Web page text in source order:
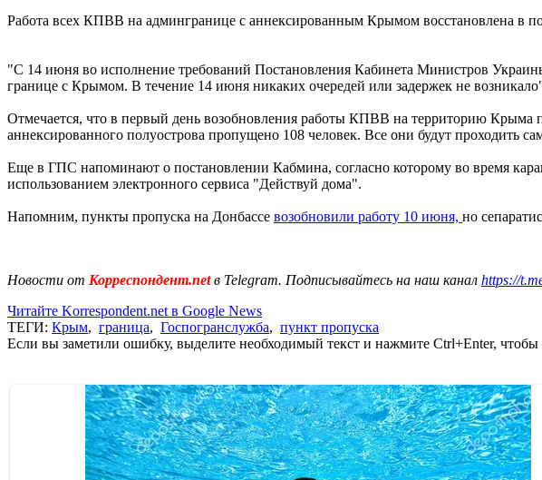
Работа всех КПВВ на админгранице с аннексированным Крымом восстановлена в
"С 14 июня во исполнение требований Постановления Кабинета Министров
границе с Крымом. В течение 14 июня никаких очередей или задержек не
Отмечается, что в первый день возобновления работы КПВВ на территорию Крыма
аннексированного полуострова пропущено 108 человек. Все они будут проходить
Еще в ГПС напоминают о постановлении Кабмина, согласно которому во время
использованием электронного сервиса "Действуй дома".
Напомним, пункты пропуска на Донбассе возобновили работу 10 июня, но
Новости от Корреспондент.netв Telegram. Подписывайтесь на наш канал https://
Читайте Korrespondent.net в Google News
ТЕГИ: Крым, граница, Госпогранслужба, пункт пропуска
Если вы заметили ошибку, выделите необходимый текст и нажмите Ctrl+Enter,